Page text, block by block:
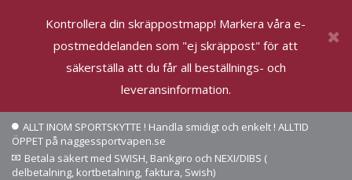
Kontrollera din skräppostmapp! Markera våra e-
postmeddelanden som "ej skräppost" för att
säkerställa att du får all beställnings- och
leveransinformation.
ALLT INOM SPORTSKYTTE ! Handla smidigt och enkelt ! ALLTID
ÖPPET på naggessportvapen.se
Betala säkert med SWISH, Bankgiro och NEXI/DIBS (
delbetalning, kortbetalning, faktura, Swish)